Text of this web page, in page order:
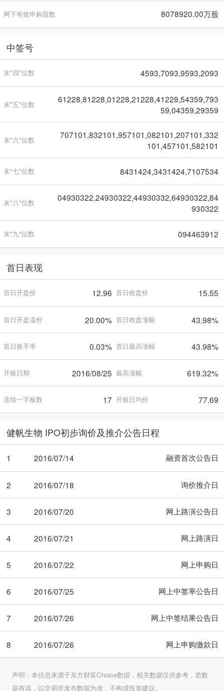
网下有效申购股数 8078920.00万股
中签号
末"四"位数 4593,7093,9593,2093
末"五"位数
61228,81228,01228,21228,41228,54359,793
59,04359,29359
末"六"位数
707101,832101,957101,082101,207101,332
101,457101,582101
末"七"位数 8431424,3431424,7107534
末"八"位数
04930322,24930322,44930332,64930322,84
930322
末"九"位数 094463912
首日表现
首日开盘价 12.96 首日收盘价 15.55
首日开盘溢价 20.00% 首日收盘涨幅 43.98%
首日换手率 0.03% 首日最高涨幅 43.98%
开板日期 2016/08/25 最高涨幅 619.32%
连续一字板数 17 开板日均价 77.69
健帆生物 IPO初步询价及推介公告日程
1 2016/07/14 融资首次公告日
2 2016/07/18 询价推介日
3 2016/07/20 网上路演公告日
4 2016/07/21 网上路演日
5 2016/07/22 网上申购日
6 2016/07/25 网上中签率公告日
7 2016/07/26 网上中签结果公告日
8 2016/07/26 网上申购缴款日
声明：本信息来源于东方财富Choice数据，相关数据仅供参考，若数
据有误，以交易所发布数据为准，不构成投资建议。